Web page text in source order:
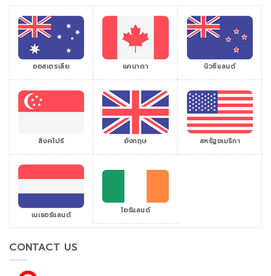
ออสเตรเลีย แคนาดา นิวซีแลนด์
สิงคโปร์ อังกฤษ สหรัฐอเมริกา
เนเธอร์แลนด์ ไอร์แลนด์
CONTACT US